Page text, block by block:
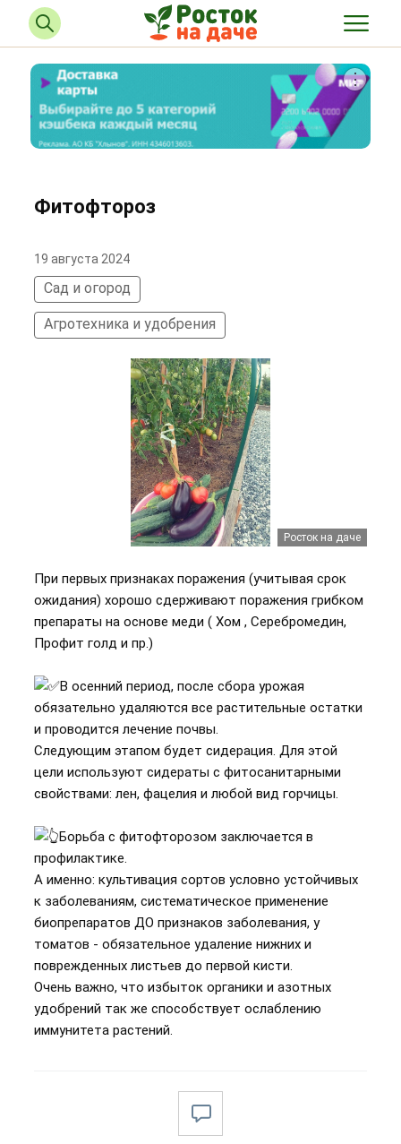
Фитофтороз
19 августа 2024
Сад и огород
Агротехника и удобрения
Росток на даче
При первых признаках поражения (учитывая срок
ожидания) хорошо сдерживают поражения грибком
препараты на основе меди ( Хом , Серебромедин,
Профит голд и пр.)
В осенний период, после сбора урожая
обязательно удаляются все растительные остатки
и проводится лечение почвы.
Следующим этапом будет сидерация. Для этой
цели используют сидераты с фитосанитарными
свойствами: лен, фацелия и любой вид горчицы.
Борьба с фитофторозом заключается в
профилактике.
А именно: культивация сортов условно устойчивых
к заболеваниям, систематическое применение
биопрепаратов ДО признаков заболевания, у
томатов - обязательное удаление нижних и
поврежденных листьев до первой кисти.
Очень важно, что избыток органики и азотных
удобрений так же способствует ослаблению
иммунитета растений.